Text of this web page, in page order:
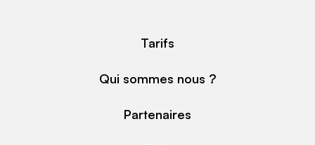
Tarifs
Qui sommes nous ?
Partenaires